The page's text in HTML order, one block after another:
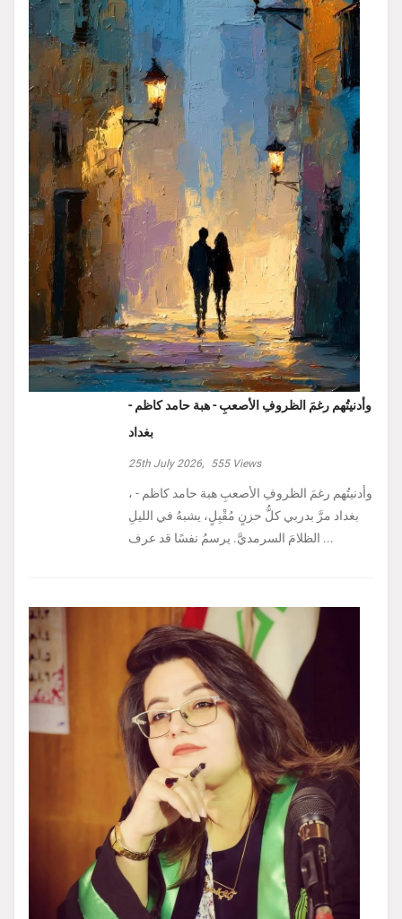
وأدنيتُهم رغمَ الظروفِ الأصعبِ - هبة حامد كاظم -
بغداد
25th July 2026, 555Views
، وأدنيتُهم رغمَ الظروفِ الأصعبِ هبة حامد كاظم -
بغداد مرَّ بدربي كلُّ حزنٍ مُقْبِلٍ، يشبهُ في الليلِ
الظلامَ السرمديَّ. يرسمُ نفسًا قد عرف ...